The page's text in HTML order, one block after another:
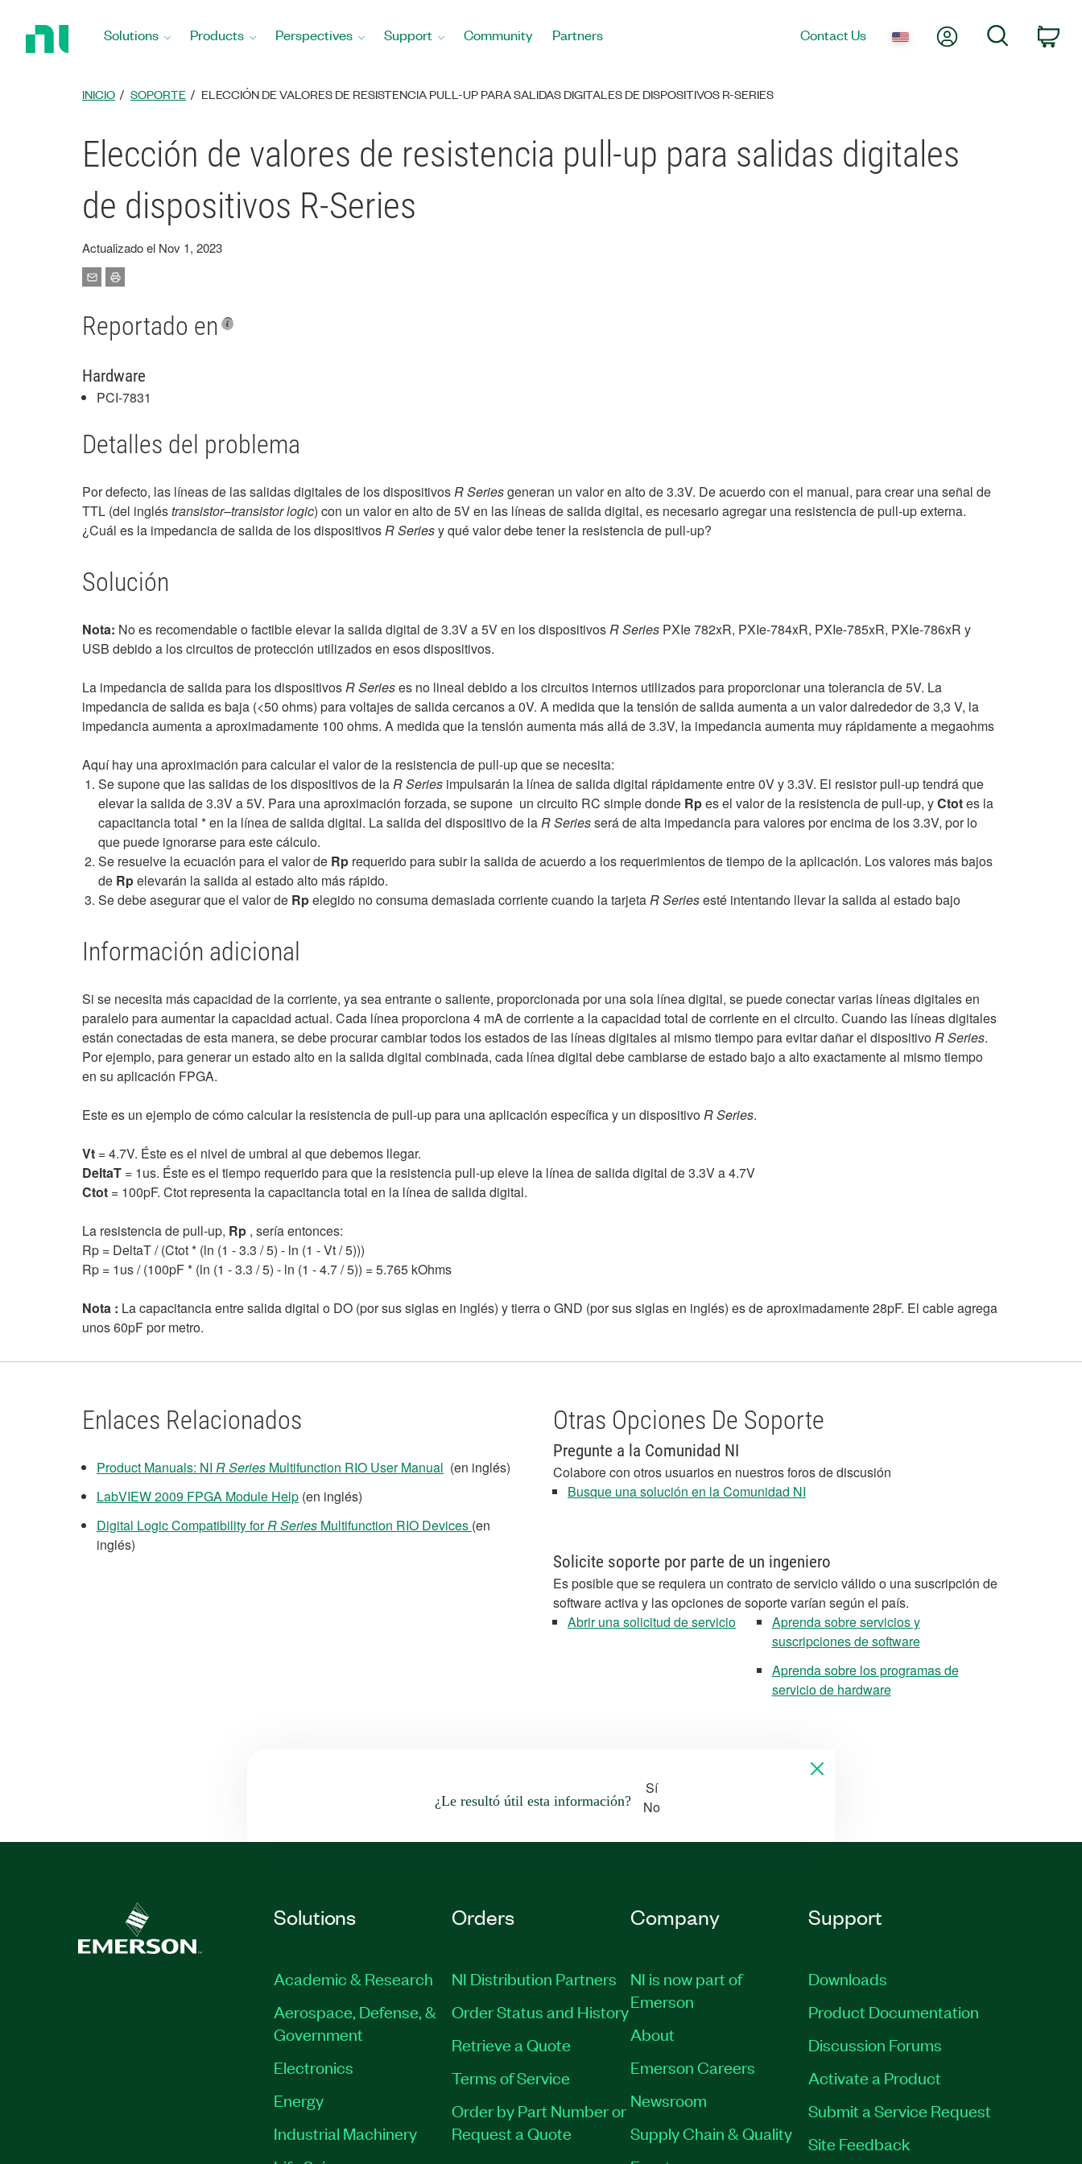
Solutions Products Perspectives Support Community Partners Contact Us My AccountSearch
INICIO SOPORTE ELECCIÓN DE VALORES DE RESISTENCIA PULL-UP PARA SALIDAS DIGITALES DE DISPOSITIVOS R-SERIES
Elección de valores de resistencia pull-up para salidas digitales
de dispositivos R-Series
Actualizado el Nov 1, 2023
Reportado en
Hardware
PCI-7831
Detalles del problema
Por defecto, las líneas de las salidas digitales de los dispositivosR Seriesgeneran un valor en alto de 3.3V. De acuerdo con el manual, para crear una señal de
TTL (del ingléstransistor–transistor logic) con un valor en alto de 5V en las líneas de salida digital, es necesario agregar una resistencia de pull-up externa.
¿Cuál es la impedancia de salida de los dispositivosR Seriesy qué valor debe tener la resistencia de pull-up?
Solución
Nota: No es recomendable o factible elevar la salida digital de 3.3V a 5V en los dispositivosR Series PXIe 782xR, PXIe-784xR, PXIe-785xR, PXIe-786xR y
USB debido a los circuitos de protección utilizados en esos dispositivos.
La impedancia de salida para los dispositivosR Serieses no lineal debido a los circuitos internos utilizados para proporcionar una tolerancia de 5V. La
impedancia de salida es baja (<50 ohms) para voltajes de salida cercanos a 0V. A medida que la tensión de salida aumenta a un valor dalrededor de 3,3 V, la
impedancia aumenta a aproximadamente 100 ohms. A medida que la tensión aumenta más allá de 3.3V, la impedancia aumenta muy rápidamente a megaohms
Aquí hay una aproximación para calcular el valor de la resistencia de pull-up que se necesita:
Se supone que las salidas de los dispositivos de laR Series impulsarán la línea de salida digital rápidamente entre 0V y 3.3V. El resistor pull-up tendrá que
elevar la salida de 3.3V a 5V. Para una aproximación forzada, se supone un circuito RC simple donde Rpes el valor de la resistencia de pull-up, yCtotes la
capacitancia total * en la línea de salida digital. La salida del dispositivo de laR Seriesserá de alta impedancia para valores por encima de los 3.3V, por lo
que puede ignorarse para este cálculo.
Se resuelve la ecuación para el valor de Rp requerido para subir la salida de acuerdo a los requerimientos de tiempo de la aplicación. Los valores más bajos
de Rpelevarán la salida al estado alto más rápido.
Se debe asegurar que el valor de Rpelegido no consuma demasiada corriente cuando la tarjetaR Seriesesté intentando llevar la salida al estado bajo
Información adicional
Si se necesita más capacidad de la corriente, ya sea entrante o saliente, proporcionada por una sola línea digital, se puede conectar varias líneas digitales en
paralelo para aumentar la capacidad actual. Cada línea proporciona 4 mA de corriente a la capacidad total de corriente en el circuito. Cuando las líneas digitales
están conectadas de esta manera, se debe procurar cambiar todos los estados de las líneas digitales al mismo tiempo para evitar dañar el dispositivoR Series.
Por ejemplo, para generar un estado alto en la salida digital combinada, cada línea digital debe cambiarse de estado bajo a alto exactamente al mismo tiempo
en su aplicación FPGA.
Este es un ejemplo de cómo calcular la resistencia de pull-up para una aplicación específica y un dispositivoR Series.
Vt = 4.7V. Éste es el nivel de umbral al que debemos llegar.
DeltaT = 1us. Éste es el tiempo requerido para que la resistencia pull-up eleve la línea de salida digital de 3.3V a 4.7V
Ctot = 100pF. Ctot representa la capacitancia total en la línea de salida digital.
La resistencia de pull-up, Rp , sería entonces:
Rp = DeltaT / (Ctot * (ln (1 - 3.3 / 5) - ln (1 - Vt / 5)))
Rp = 1us / (100pF * (ln (1 - 3.3 / 5) - ln (1 - 4.7 / 5)) = 5.765 kOhms
Nota : La capacitancia entre salida digital o DO (por sus siglas en inglés) y tierra o GND (por sus siglas en inglés) es de aproximadamente 28pF. El cable agrega
unos 60pF por metro.
Enlaces Relacionados
Product Manuals: NI R Series Multifunction RIO User Manual (en inglés)
LabVIEW 2009 FPGA Module Help (en inglés)
Digital Logic Compatibility forR Series Multifunction RIO Devices (en
inglés)
Otras Opciones De Soporte
Pregunte a la Comunidad NI
Colabore con otros usuarios en nuestros foros de discusión
Busque una solución en la Comunidad NI
Solicite soporte por parte de un ingeniero
Es posible que se requiera un contrato de servicio válido o una suscripción de
software activa y las opciones de soporte varían según el país.
Abrir una solicitud de servicio
Aprenda sobre servicios y
suscripciones de software
Aprenda sobre los programas de
servicio de hardware
¿Le resultó útil esta información?
Sí
No
Solutions
Academic & Research
Aerospace, Defense, &
Government
Electronics
Energy
Industrial Machinery
Orders
NI Distribution Partners
Order Status and History
Retrieve a Quote
Terms of Service
Order by Part Number or
Request a Quote
Company
NI is now part of
Emerson
About
Emerson Careers
Newsroom
Supply Chain & Quality
Support
Downloads
Product Documentation
Discussion Forums
Activate a Product
Submit a Service Request
Site Feedback